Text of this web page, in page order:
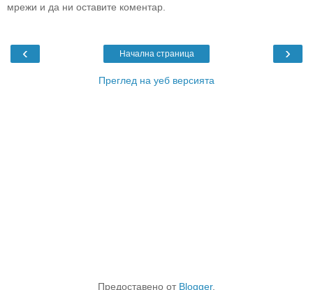
мрежи и да ни оставите коментар.
‹ ›
Начална страница
Преглед на уеб версията
Предоставено от Blogger.